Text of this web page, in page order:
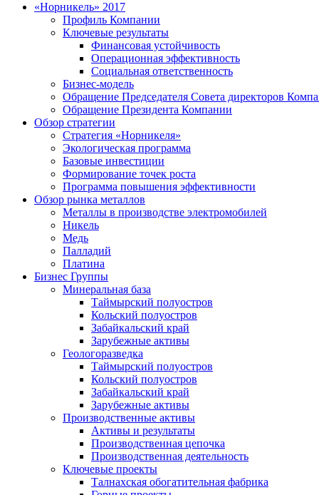
«Норникель» 2017
Профиль Компании
Ключевые результаты
Финансовая устойчивость
Операционная эффективность
Социальная ответственность
Бизнес-модель
Обращение Председателя Совета директоров
Обращение Президента Компании
Обзор стратегии
Стратегия «Норникеля»
Экологическая программа
Базовые инвестиции
Формирование точек роста
Программа повышения эффективности
Обзор рынка металлов
Металлы в производстве электромобилей
Никель
Медь
Палладий
Платина
Бизнес Группы
Минеральная база
Таймырский полуостров
Кольский полуостров
Забайкальский край
Зарубежные активы
Геологоразведка
Таймырский полуостров
Кольский полуостров
Забайкальский край
Зарубежные активы
Производственные активы
Активы и результаты
Производственная цепочка
Производственная деятельность
Ключевые проекты
Талнахская обогатительная фабрика